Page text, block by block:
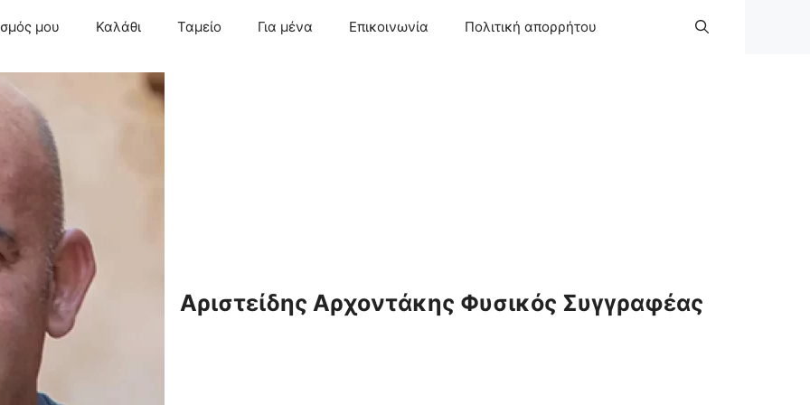
μου Καλάθι Ταμείο Για μένα Επικοινωνία Πολιτική απορρήτου
Αριστείδης Αρχοντάκης Φυσικός Συγγραφέας